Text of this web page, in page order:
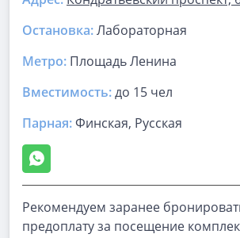
Остановка:Лабораторная
Метро: Площадь Ленина
Вместимость:до 15 чел
Парная:Финская, Русская
Рекомендуем заранее
предоплату за посещение